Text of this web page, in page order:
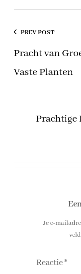
PREV POST
Pracht van
Vaste Planten
Prachtige
Je e-
Reactie*